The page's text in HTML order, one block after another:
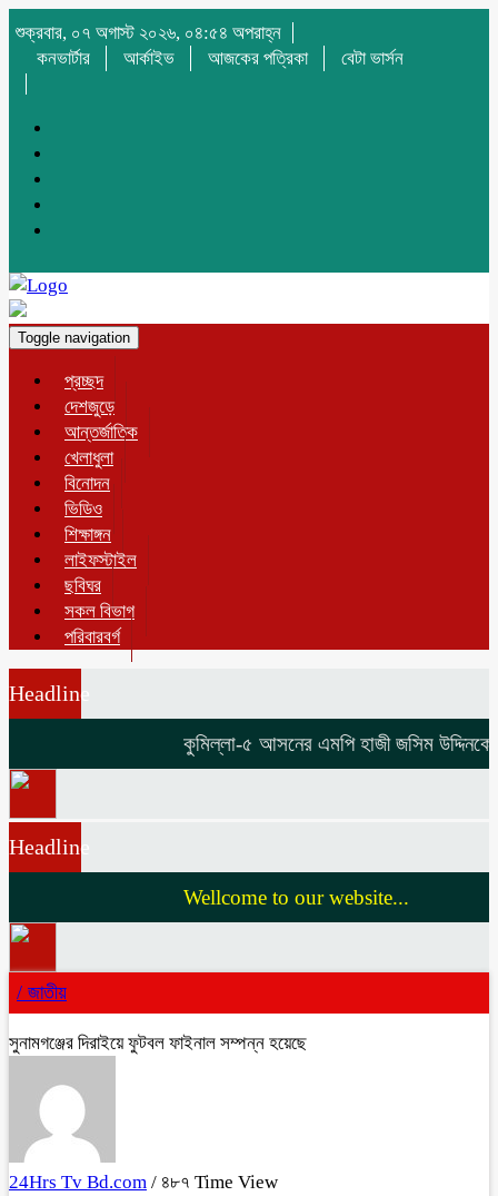
শুক্রবার, ০৭ অগাস্ট ২০২৬, ০৪:৫৪ অপরাহ্ন
কনভার্টার
আর্কাইভ আজকের পত্রিকা বেটা ভার্সন
Toggle navigation
প্রচ্ছদ
দেশজুড়ে
আন্তর্জাতিক
খেলাধুলা
বিনোদন
ভিডিও
শিক্ষাঙ্গন
লাইফস্টাইল
ছবিঘর
সকল বিভাগ
পরিবারবর্গ
Headline
কুমিল্লা-৫ আসনের এমপি হাজী জসিম উদ্দিনকে
Headline
Wellcome to our website...
/ জাতীয়
সুনামগঞ্জের দিরাইয়ে ফুটবল ফাইনাল সম্পন্ন হয়েছে
24Hrs Tv Bd.com / ৪৮৭ Time View